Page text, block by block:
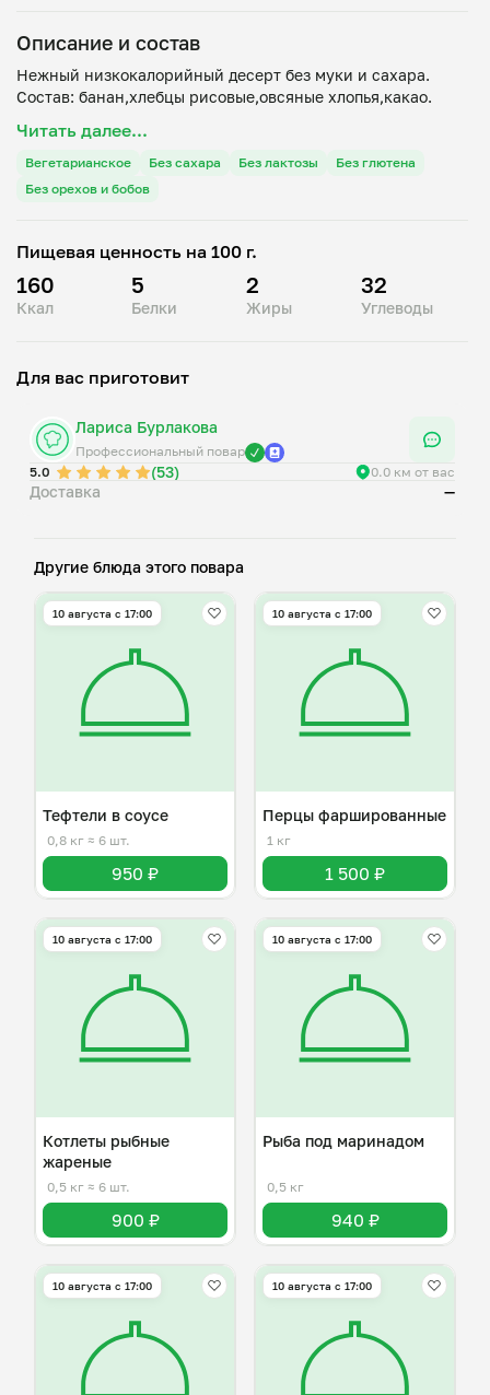
Описание и состав
Нежный низкокалорийный десерт без муки и сахара.
Читать далее...
Вегетарианское Без сахара Без лактозы
Без глютена
Без орехов и бобов
Пищевая ценность на 100 г.
160
Ккал
5
Белки
2
Жиры
32
Углеводы
Для вас приготовит
Лариса Бурлакова
Профессиональный повар
5.0
(53) 0.0 км от вас
Доставка —
Другие блюда этого повара
10 августа с 17:00
Тефтели в соусе
0,8 кг ≈ 6 шт.
950 ₽
10 августа с 17:00
Перцы фаршированные
1 кг
1 500 ₽
10 августа с 17:00
Котлеты рыбные
жареные
0,5 кг ≈ 6 шт.
900 ₽
10 августа с 17:00
Рыба под маринадом
0,5 кг
940 ₽
10 августа с 17:00 10 августа с 17:00